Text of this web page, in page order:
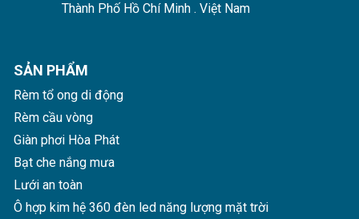
Thành Phố Hồ Chí Minh . Việt Nam
SẢN PHẨM
Rèm tổ ong di động
Rèm cầu vòng
Giàn phơi Hòa Phát
Bạt che nắng mưa
Lưới an toàn
Ô hợp kim hệ 360 đèn led năng lượng mặt trời